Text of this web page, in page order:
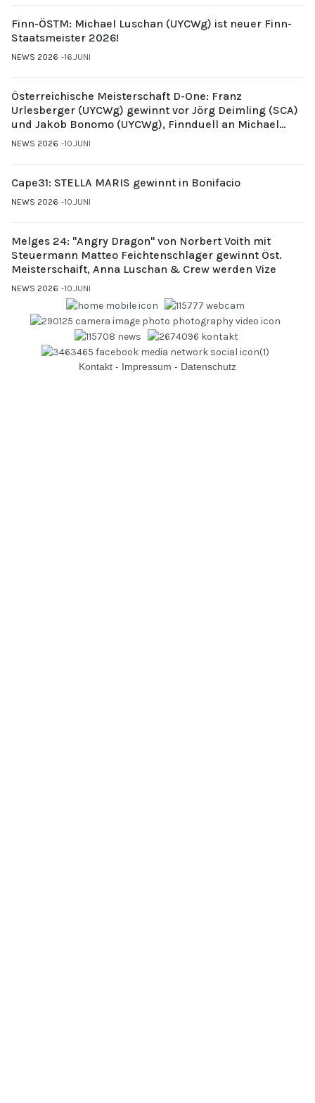
Finn-ÖSTM: Michael Luschan (UYCWg) ist neuer Finn-
Staatsmeister 2026!
NEWS 2026 16.JUNI
Österreichische Meisterschaft D-One: Franz
Urlesberger (UYCWg) gewinnt vor Jörg Deimling (SCA)
und Jakob Bonomo (UYCWg), Finnduell an Michael
Gubi (UYCMo)
NEWS 2026 10.JUNI
Cape31: STELLA MARIS gewinnt in Bonifacio
NEWS 2026 10.JUNI
Melges 24: "Angry Dragon" von Norbert Voith mit
Steuermann Matteo Feichtenschlager gewinnt Öst.
Meisterschaift, Anna Luschan & Crew werden Vize
NEWS 2026 10.JUNI
Kontakt - Impressum - Datenschutz